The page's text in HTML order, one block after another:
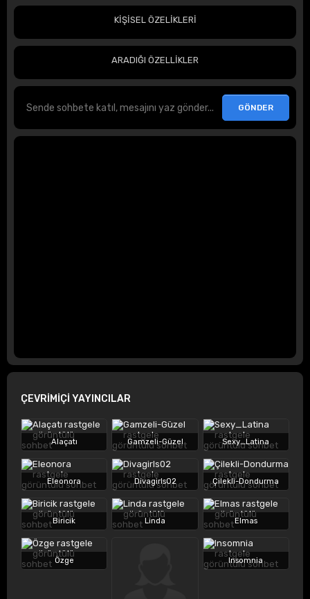
KİŞİSEL ÖZELİKLERİ
ARADIĞI ÖZELLİKLER
ÇEVRİMİÇİ YAYINCILAR
Alaçatı Gamzeli-Güzel Sexy_Latina
Eleonora Divagirls02 Çilekli-Dondurma
Biricik Linda Elmas
Özge Insomnia